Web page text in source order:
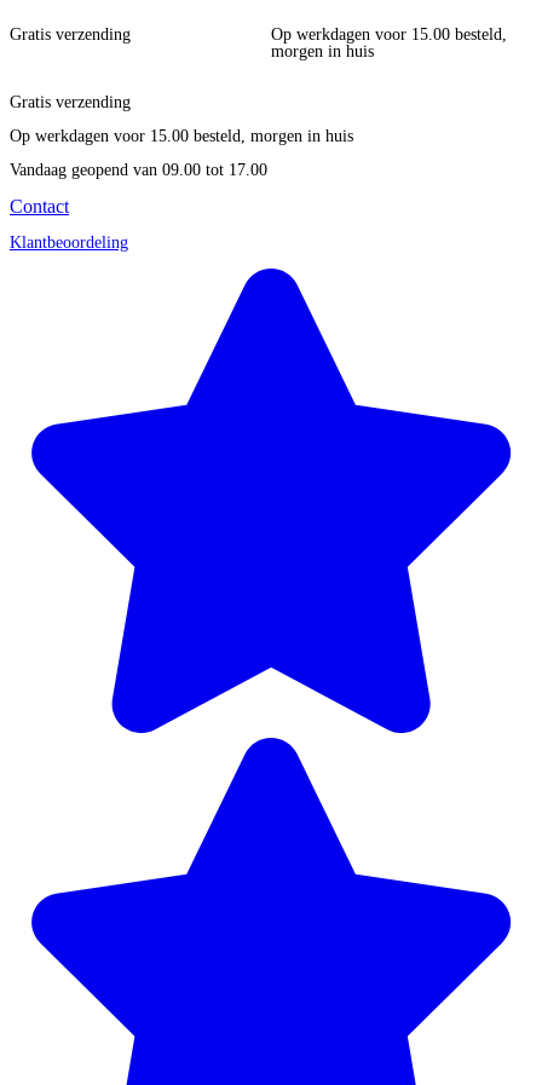
Gratis verzending
Op werkdagen voor 15.00 besteld,
morgen in huis
Gratis verzending
Op werkdagen voor 15.00 besteld, morgen in huis
Vandaag geopend van 09.00 tot 17.00
Contact
Klantbeoordeling